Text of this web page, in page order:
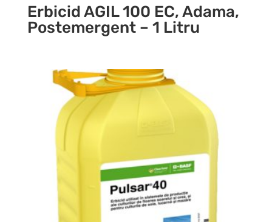
Erbicid AGIL 100 EC, Adama,
Postemergent – 1 Litru